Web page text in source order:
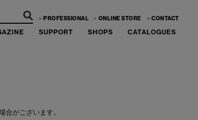
PROFESSIONAL ONLINE STORE CONTACT
SUPPORT SHOPS CATALOGUES
合がございます。